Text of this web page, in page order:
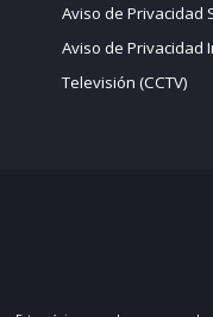
Aviso de Privacidad
Aviso de Privacidad
Televisión (CCTV)